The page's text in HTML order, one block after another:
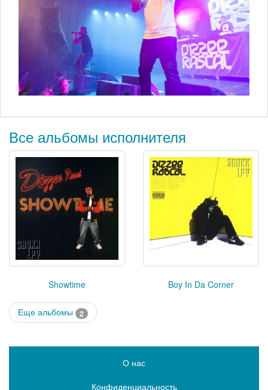
Все альбомы исполнителя
Showtime Boy In Da Corner
Еще альбомы 2
О нас
Конфиденциальность